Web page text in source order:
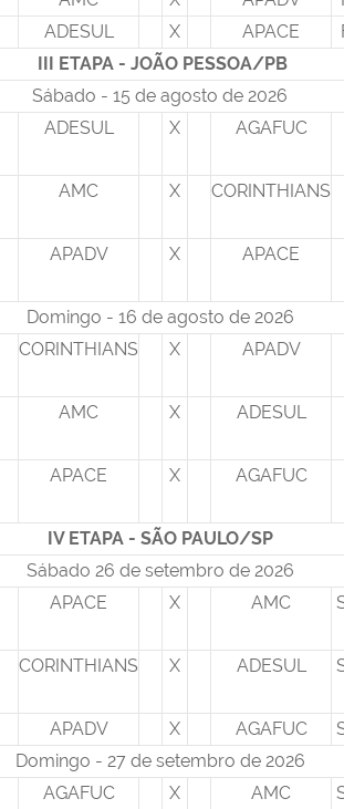
ADESUL X APACE
III ETAPA - JOÃO PESSOA/PB
Sábado - 15 de agosto de 2026
ADESUL X AGAFUC
AMC X CORINTHIANS
APADV X APACE
Domingo - 16 de agosto de 2026
CORINTHIANS X APADV
AMC X ADESUL
APACE X AGAFUC
IV ETAPA - SÃO PAULO/SP
Sábado 26 de setembro de 2026
APACE X AMC
CORINTHIANS X ADESUL
APADV X AGAFUC
Domingo - 27 de setembro de 2026
AGAFUC X AMC